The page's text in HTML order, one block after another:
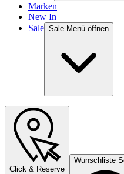
Marken
New In
Sale Sale Menü öffnen
Click & Reserve
Wunschliste